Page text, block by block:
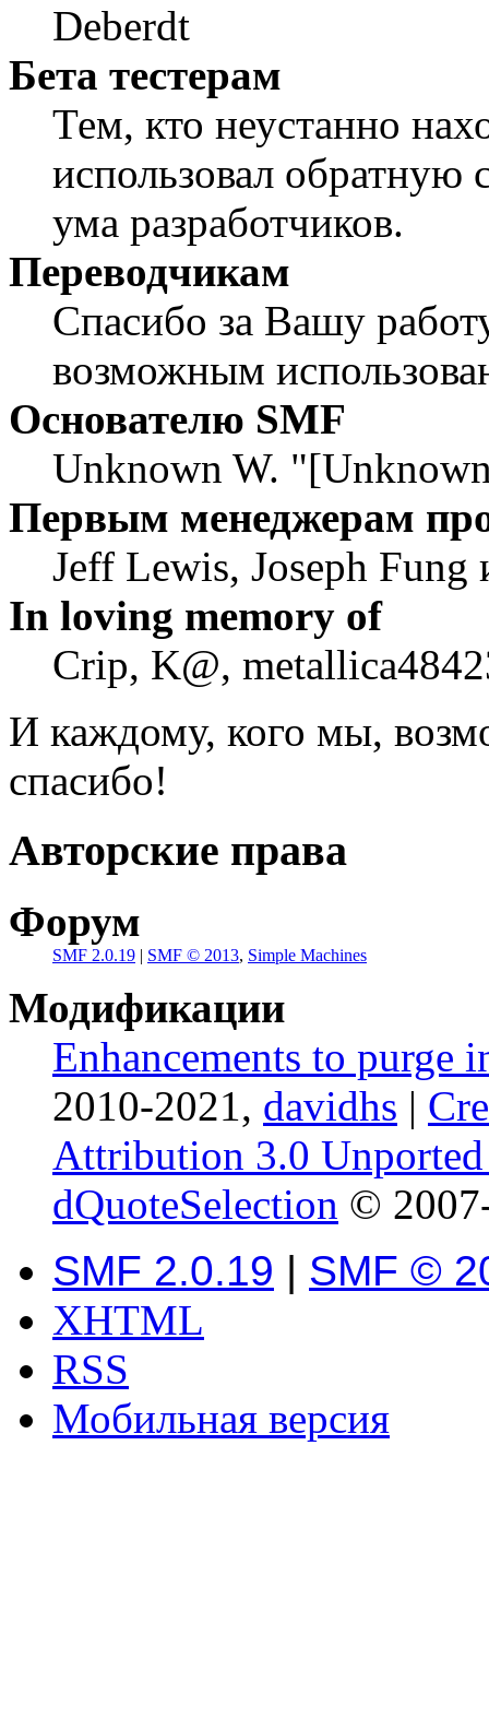
Deberdt
Бета тестерам
Тем, кто неустанно
использовал обратную
ума разработчиков.
Переводчикам
Спасибо за Вашу
возможным
Основателю SMF
Unknown W.
Первым менеджерам
Jeff Lewis, Joseph
In loving memory of
Crip, K@,
И каждому, кого мы,
спасибо!
Авторские права
Форум
SMF 2.0.19 | SMF © 2013, Simple Machines
Модификации
Enhancements to purge
2010-2021, davidhs |
Attribution 3.0
dQuoteSelection ©
SMF 2.0.19 | SMF ©
XHTML
RSS
Мобильная версия